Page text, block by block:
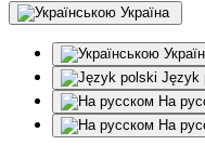
Україна
Język
На
На